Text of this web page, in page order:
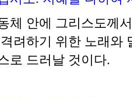
체 안에 그리스도께서
격려하기 위한 노래와
로 드러날 것이다.